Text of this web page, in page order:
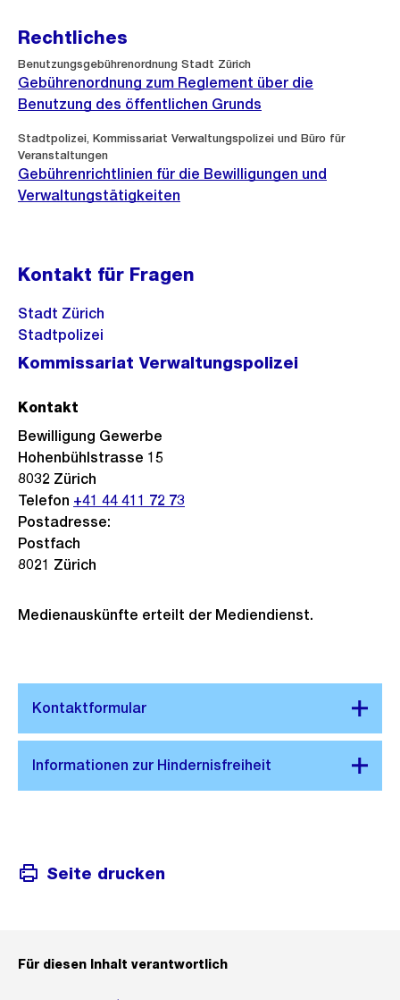
Rechtliches
Benutzungsgebührenordnung Stadt Zürich
Gebührenordnung zum Reglement über die
Benutzung des öffentlichen Grunds
Stadtpolizei, Kommissariat Verwaltungspolizei und Büro für
Veranstaltungen
Gebührenrichtlinien für die Bewilligungen und
Verwaltungstätigkeiten
Kontakt für Fragen
Stadt Zürich
Stadtpolizei
Kommissariat Verwaltungspolizei
Medienauskünfte erteilt der Mediendienst.
Kontakt
Bewilligung Gewerbe
Hohenbühlstrasse 15
8032 Zürich
Telefon +41 44 411 72 73
Postadresse:
Postfach
8021 Zürich
Seite drucken
Für diesen Inhalt verantwortlich